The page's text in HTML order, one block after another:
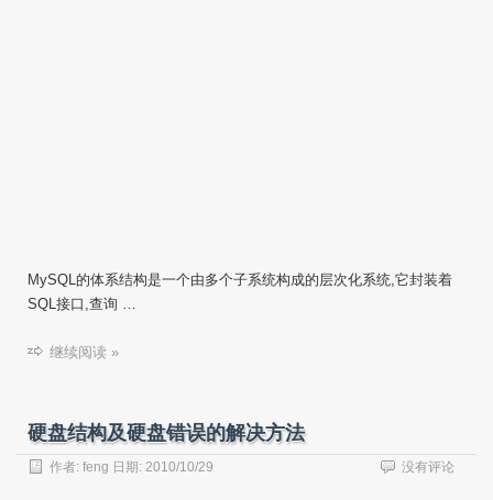
MySQL的体系结构是一个由多个子系统构成的层次化系统,它封装着
SQL接口,查询 …
继续阅读 »
硬盘结构及硬盘错误的解决方法
作者: feng 日期: 2010/10/29 没有评论